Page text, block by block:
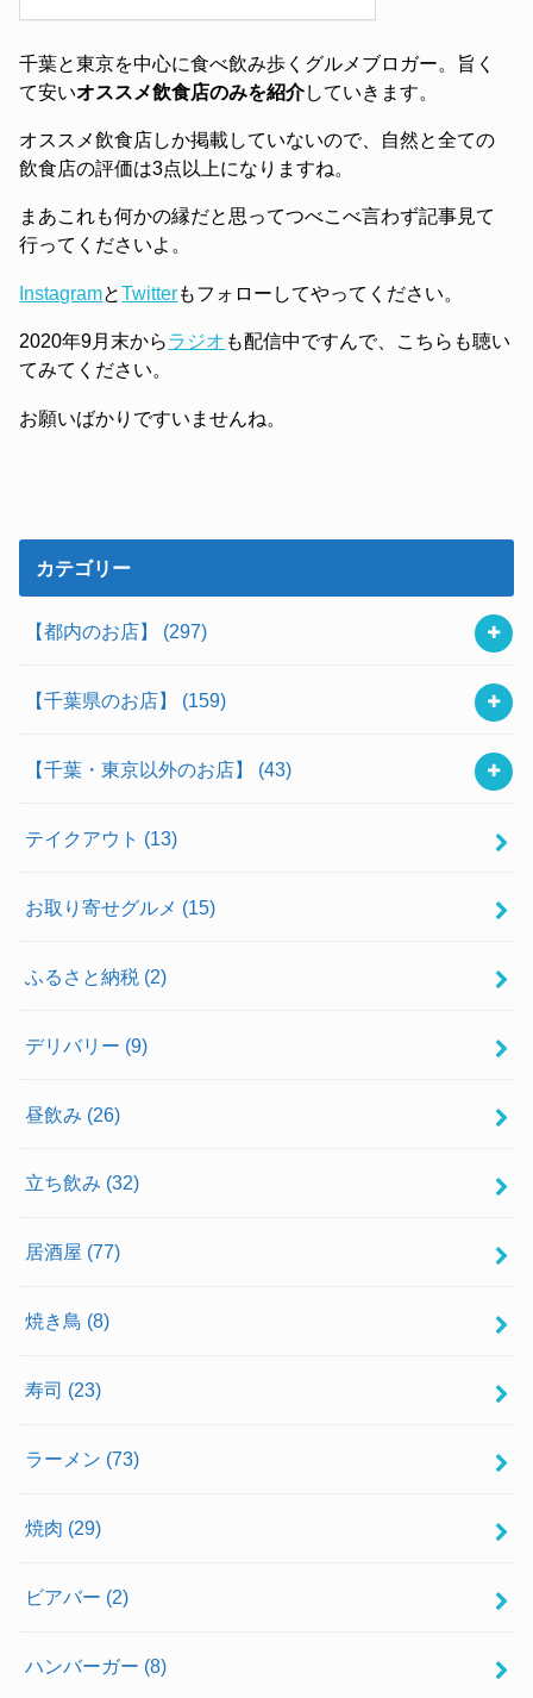
千葉と東京を中心に食べ飲み歩くグルメブロガー。旨く
て安いオススメ飲食店のみを紹介していきます。
オススメ飲食店しか掲載していないので、自然と全ての
飲食店の評価は3点以上になりますね。
まあこれも何かの縁だと思ってつべこべ言わず記事見て
行ってくださいよ。
InstagramとTwitterもフォローしてやってください。
2020年9月末からラジオ も配信中ですんで、こちらも聴い
てみてください。
お願いばかりですいませんね。
カテゴリー
【都内のお店】 (297)
【千葉県のお店】 (159)
【千葉・東京以外のお店】 (43)
テイクアウト (13)
お取り寄せグルメ (15)
ふるさと納税 (2)
デリバリー (9)
昼飲み (26)
立ち飲み (32)
居酒屋 (77)
焼き鳥 (8)
寿司 (23)
ラーメン (73)
焼肉 (29)
ビアバー (2)
ハンバーガー (8)